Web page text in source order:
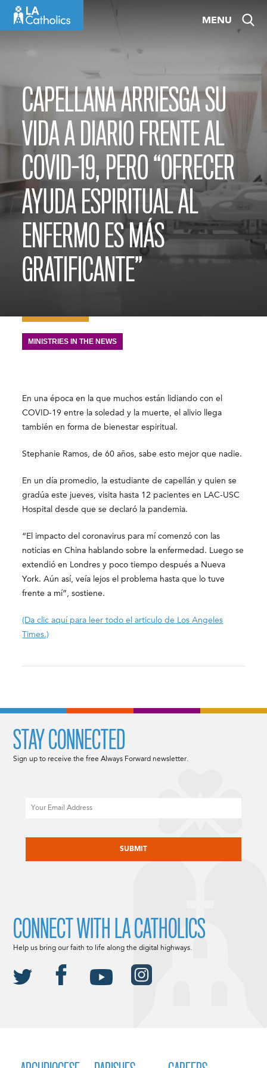
MENU
CAPELLANA ARRIESGA SU
VIDA A DIARIO FRENTE AL
COVID-19, PERO “OFRECER
AYUDA ESPIRITUAL AL
ENFERMO ES MÁS
GRATIFICANTE”
MINISTRIES IN THE NEWS
En una época en la que muchos están lidiando con el
COVID-19 entre la soledad y la muerte, el alivio llega
también en forma de bienestar espiritual.
Stephanie Ramos, de 60 años, sabe esto mejor que nadie.
En un día promedio, la estudiante de capellán y quien se
gradúa este jueves, visita hasta 12 pacientes en LAC-USC
Hospital desde que se declaró la pandemia.
“El impacto del coronavirus para mí comenzó con las
noticias en China hablando sobre la enfermedad. Luego se
extendió en Londres y poco tiempo después a Nueva
York. Aún así, veía lejos el problema hasta que lo tuve
frente a mí”, sostiene.
(Da clic aquí para leer todo el articulo de Los Angeles
Times.)
STAY CONNECTED
Sign up to receive the free Always Forward newsletter.
CONNECT WITH LA CATHOLICS
Help us bring our faith to life along the digital highways.